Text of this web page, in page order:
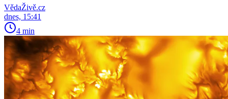
VědaŽivě.cz
dnes, 15:41
4 min